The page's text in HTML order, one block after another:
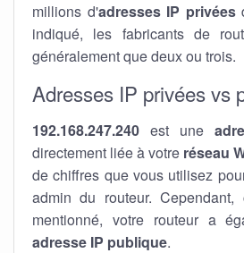
millions d'adresses IP privées
indiqué, les fabricants de
généralement que deux ou trois.
Adresses IP privées vs
192.168.247.240 est une
directement liée à votre réseau
de chiffres que vous utilisez
admin du routeur. Cependant,
mentionné, votre routeur a
adresse IP publique.